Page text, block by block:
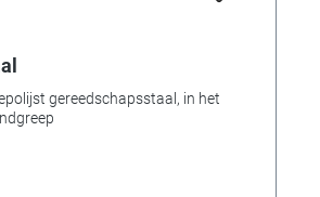
gereedschapsstaal, in het